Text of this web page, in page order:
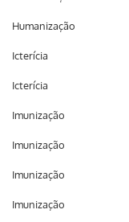
Humanização
Icterícia
Icterícia
Imunização
Imunização
Imunização
Imunização